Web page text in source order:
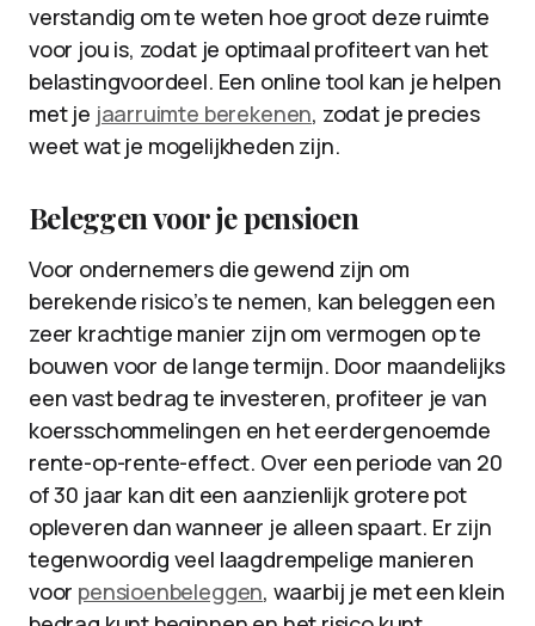
verstandig om te weten hoe groot deze ruimte
voor jou is, zodat je optimaal profiteert van het
belastingvoordeel. Een online tool kan je helpen
met je jaarruimte berekenen, zodat je precies
weet wat je mogelijkheden zijn.
Beleggen voor je pensioen
Voor ondernemers die gewend zijn om
berekende risico’s te nemen, kan beleggen een
zeer krachtige manier zijn om vermogen op te
bouwen voor de lange termijn. Door maandelijks
een vast bedrag te investeren, profiteer je van
koersschommelingen en het eerdergenoemde
rente-op-rente-effect. Over een periode van 20
of 30 jaar kan dit een aanzienlijk grotere pot
opleveren dan wanneer je alleen spaart. Er zijn
tegenwoordig veel laagdrempelige manieren
voor pensioenbeleggen, waarbij je met een klein